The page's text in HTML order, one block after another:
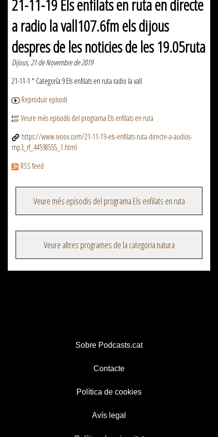
21-11-19 Els enfilats en ruta en directe
a radio la vall107.6fm els dijous
despres de les noticies de les 19.05ruta
Dijous, 21 de Novembre de 2019
21-11-1 * Categoría:9 Els enfilats en ruta radio la vall
Reproduir episodi
Veure més episodis del programa Els enfilats en ruta
https://www.ivoox.com/21-11-19-els-enfilats-ruta-directe-a-audios-
mp3_rf_44598555_1.html
RSS feed
Veure més episodis del programa Els enfilats en ruta
Veure altres programes de la categoria natura
Sobre Podcasts.cat
Contacte
Política de cookies
Avís legal